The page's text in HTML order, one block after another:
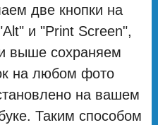
две кнопки на
и "Print Screen",
выше сохраняем
на любом фото
на вашем
Таким способом